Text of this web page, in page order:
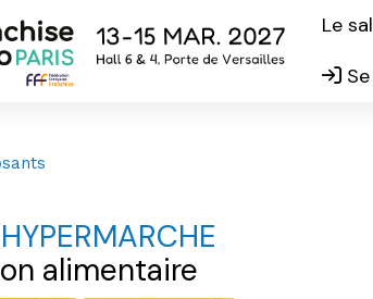
Le
alimentaire